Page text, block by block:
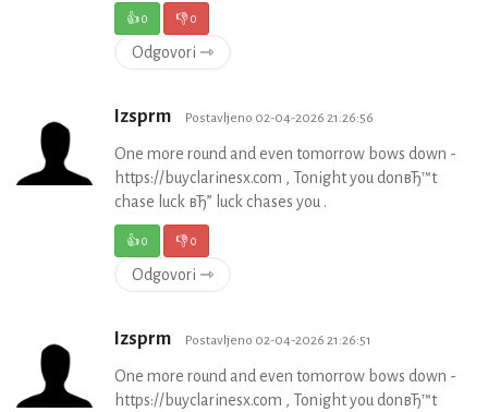
👍0 👎0
Odgovori ⇾
Izsprm Postavljeno 02-04-2026 21:26:56
One more round and even tomorrow bows down -
https://buyclarinesx.com , Tonight you donвЂ™t
chase luck вЂ” luck chases you .
👍0 👎0
Odgovori ⇾
Izsprm Postavljeno 02-04-2026 21:26:51
One more round and even tomorrow bows down -
https://buyclarinesx.com , Tonight you donвЂ™t